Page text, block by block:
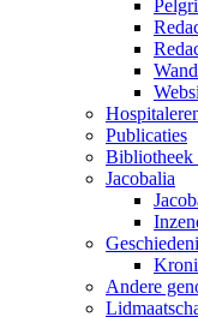
Publicaties
Bibliotheek
Jacobalia
Andere